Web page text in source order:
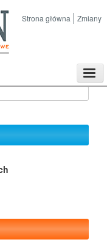
Strona główna Zmiany